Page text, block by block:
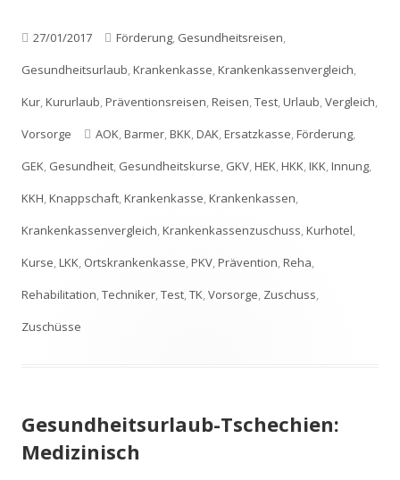
Veröffentlicht
am
27/01/2017 Kategorien
Förderung, Gesundheitsreisen,
Gesundheitsurlaub,Krankenkasse,Krankenkassenvergleich,
Kur,Kururlaub,Präventionsreisen,Reisen,Test,Urlaub,Vergleich,
Vorsorge
Schlagwörter
AOK,Barmer,BKK,DAK,Ersatzkasse,Förderung,
GEK, Gesundheit, Gesundheitskurse, GKV,HEK,HKK,IKK,Innung,
KKH,Knappschaft,Krankenkasse,Krankenkassen,
Krankenkassenvergleich,Krankenkassenzuschuss,Kurhotel,
Kurse,LKK, Ortskrankenkasse,PKV,Prävention,Reha,
Rehabilitation,Techniker,Test,TK,Vorsorge, Zuschuss,
Zuschüsse
Gesundheitsurlaub-Tschechien:
Medizinisch